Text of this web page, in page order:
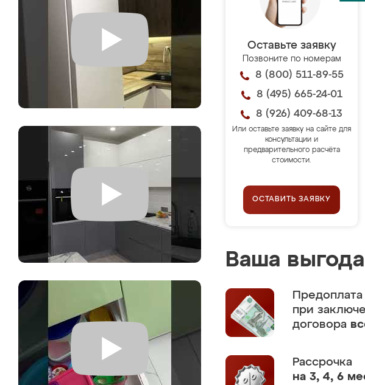
Оставьте заявку
Позвоните по номерам
8 (800) 511-89-55
8 (495) 665-24-01
8 (926) 409-68-13
Или оставьте заявку на сайте для
консультации и
предварительного расчёта
стоимости.
ОСТАВИТЬ ЗАЯВКУ
Ваша
Предоплата
при
договора
Рассрочка
на 3, 4, 6